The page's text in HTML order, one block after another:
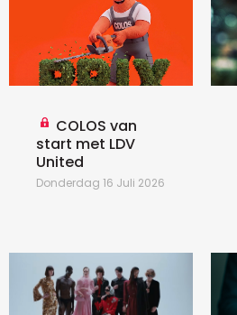
COLOS van
start met LDV
United
Donderdag 16 Juli 2026